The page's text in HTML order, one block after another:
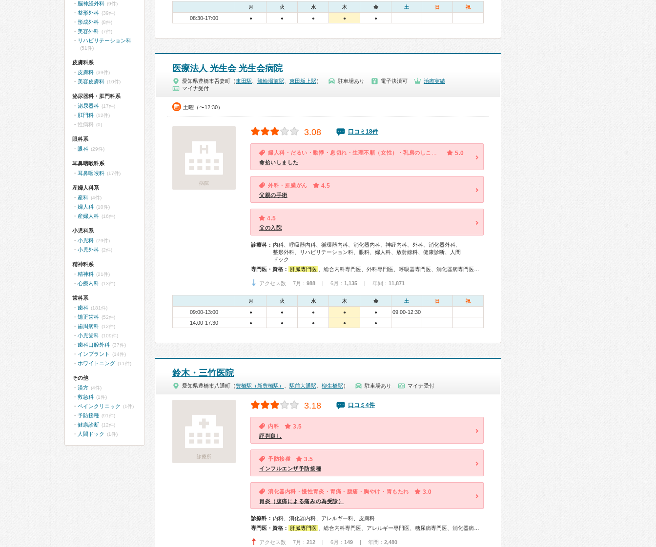
月 火 水 木 金 土 日 祝
08:30-17:00 ● ● ● ● ●
医療法人 光生会 光生会病院
愛知県豊橋市吾妻町（東田駅 競輪場前駅 東田坂上駅 ） 駐車場あり 電子決済可
治療実績
マイナ受付
土曜（〜12:30）
病院
3.08 口コミ18件
5.0
命拾いしました
外科・肝臓がん 4.5
父親の手術
4.5
父の入院
診療科： 内科、呼吸器内科、循環器内科、消化器内科、神経内科、外科、消化器外科、
整形外科、リハビリテーション科、眼科、婦人科、放射線科、健康診断、人間
ドック
専門医・資格：
肝臓専門医 、総合内科専門医、外科専門医、呼吸器専門医、消化器病専門医、消化器外科専門医、消化器内視鏡専門医、整形外科専門医、リハビリテーション科専門医、眼科専門医、超音波専門医、放射線科専門医、がん治療認定医
アクセス数 7月： 988 | 6月： 1,135 | 年間： 11,871
月 火 水 木 金 土 日 祝
09:00-13:00 ● ● ● ● ●
09:00-12:30
14:00-17:30
● ● ● ● ●
鈴木・三竹医院
愛知県豊橋市八通町（ 豊橋駅（新豊橋駅） 駅前大通駅 柳生橋駅 ） 駐車場あり マイナ受付
診療所
3.18 口コミ4件
内科 3.5
評判良し
予防接種 3.5
インフルエンザ予防接種
消化器内科・慢性胃炎・胃痛・腹痛・胸やけ・胃もたれ 3.0
胃炎（腹痛による痛みの為受診）
診療科： 内科、消化器内科、アレルギー科、皮膚科
専門医・資格：
肝臓専門医 、総合内科専門医、アレルギー専門医、糖尿病専門医、消化器病専門医、超音波専門医
アクセス数 7月： 212 | 6月： 149 | 年間： 2,480
脳神経外科 (9件)
整形外科 (39件)
形成外科 (8件)
美容外科 (7件)
リハビリテーション科
(51件)
皮膚科系
皮膚科 (39件)
美容皮膚科 (10件)
泌尿器科・肛門科系
泌尿器科 (17件)
肛門科 (12件)
性病科 (0)
眼科系
眼科 (29件)
耳鼻咽喉科系
耳鼻咽喉科 (17件)
産婦人科系
産科 (4件)
婦人科 (10件)
産婦人科 (16件)
小児科系
小児科 (79件)
小児外科 (2件)
精神科系
精神科 (21件)
心療内科 (13件)
歯科系
歯科 (181件)
矯正歯科 (52件)
歯周病科 (12件)
小児歯科 (109件)
歯科口腔外科 (37件)
インプラント (14件)
ホワイトニング (11件)
その他
漢方 (4件)
救急科 (1件)
ペインクリニック (1件)
予防接種 (91件)
健康診断 (12件)
人間ドック (1件)